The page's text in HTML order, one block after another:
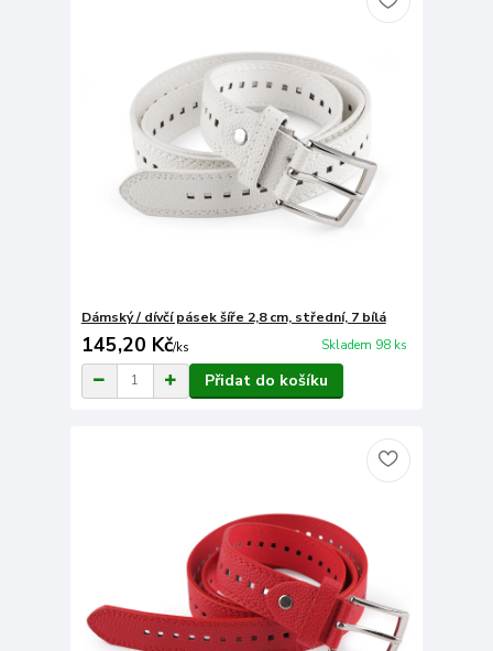
Dámský / dívčí pásek šíře 2,8 cm, střední, 7 bílá
145,20 Kč/ks Skladem 98 ks
Přidat do košíku